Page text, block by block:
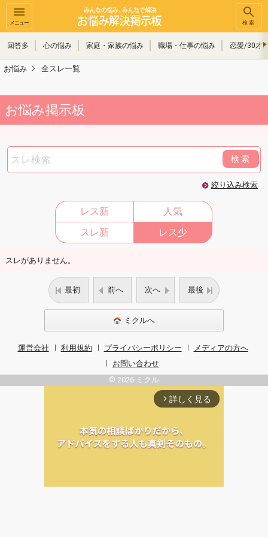
メニュー 検索
回答多 心の悩み 家庭・家族の悩み 職場・仕事の悩み 恋愛/30才
お悩み 全スレ一覧
お悩み掲示板
検索
絞り込み検索
レス新
人気
スレ新
レス少
スレがありません。
最初 前へ 次へ 最後
ミクルへ
運営会社 利用規約 プライバシーポリシー
メディアの方へ
お問い合わせ
© 2026 ミクル
arrow_forward_ios 詳しく見る